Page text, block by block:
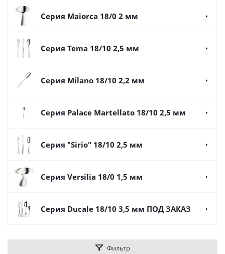
Серия Maiorca 18/0 2 мм
Серия Tema 18/10 2,5 мм
Серия Milano 18/10 2,2 мм
Серия Palace Martellato 18/10 2,5 мм
Серия "Sirio" 18/10 2,5 мм
Серия Versilia 18/0 1,5 мм
Серия Ducale 18/10 3,5 мм ПОД ЗАКАЗ
Фильтр